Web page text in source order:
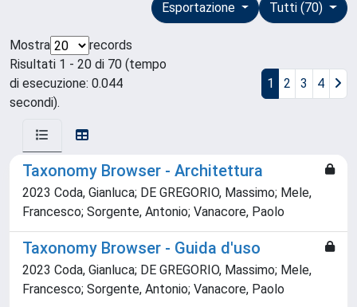
Tutti (70)
Esportazione
Mostra
records
Risultati 1 - 20 di 70 (tempo
di esecuzione: 0.044
secondi).
1 2 3 4
Taxonomy Browser - Architettura
2023 Coda, Gianluca; DE GREGORIO, Massimo; Mele,
Francesco; Sorgente, Antonio; Vanacore, Paolo
Taxonomy Browser - Guida d'uso
2023 Coda, Gianluca; DE GREGORIO, Massimo; Mele,
Francesco; Sorgente, Antonio; Vanacore, Paolo